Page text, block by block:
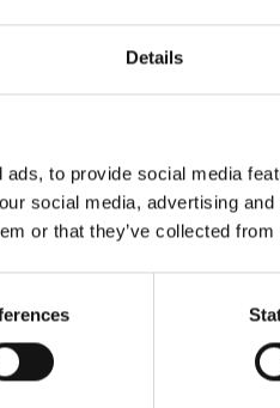
Details
to provide social media
social media, advertising
or that they’ve collected
de location de
Réception de colis livrés par